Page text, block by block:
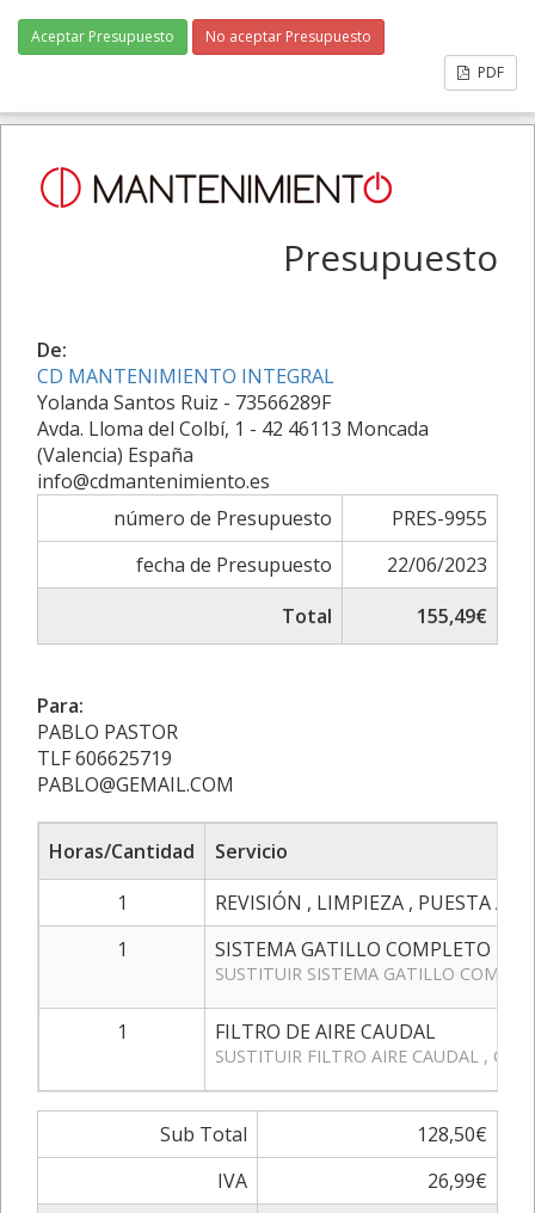
Aceptar Presupuesto
No aceptar Presupuesto
PDF
Presupuesto
De:
CD MANTENIMIENTO INTEGRAL
Yolanda Santos Ruiz - 73566289F
Avda. Lloma del Colbí, 1 - 42 46113 Moncada
(Valencia) España
info@cdmantenimiento.es
número de Presupuesto
PRES-9955
fecha de Presupuesto
22/06/2023
Total
155,49€
Para:
PABLO PASTOR
TLF 606625719
PABLO@GEMAIL.COM
Horas/Cantidad
Servicio
1
REVISIÓN , LIMPIEZA , PUESTA A
1
SISTEMA GATILLO COMPLETO
SUSTITUIR SISTEMA GATILLO
1 FILTRO DE AIRE CAUDAL
SUSTITUIR FILTRO AIRE CAUDAL ,
Sub Total
128,50€
IVA
26,99€